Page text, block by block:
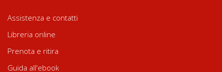
Assistenza e contatti
Libreria online
Prenota e ritira
Guida all'ebook